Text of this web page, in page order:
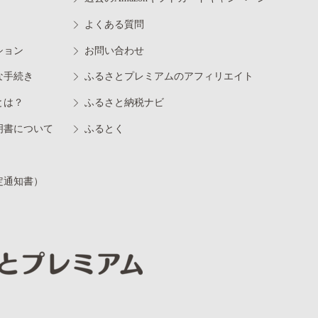
ョン
続き
？
について
知書）
よくある質問
お問い合わせ
ふるさとプレミアムのアフィリエイト
ふるさと納税ナビ
ふるとく